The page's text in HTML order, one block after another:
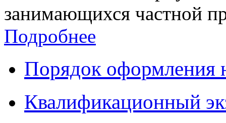
занимающихся частной
Подробнее
Порядок оформления
Квалификационный